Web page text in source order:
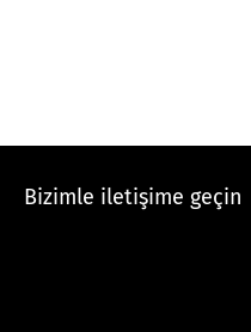
Bizimle iletişime geçin